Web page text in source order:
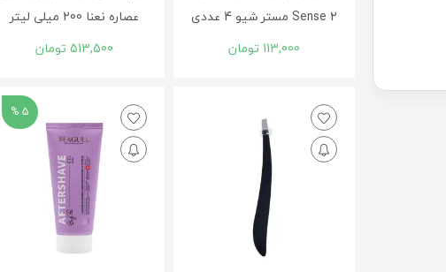
Sense 2 مستر شیو 4 عددی
113,000 تومان
عصاره نعنا 200 میلی لیتر
513,500تومان
5 %